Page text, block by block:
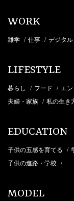
WORK
雑学 / 仕事 / デジタル
LIFESTYLE
暮らし / フード / エン
夫婦・家族 / 私の生き
EDUCATION
子供の五感を育てる /
子供の進路・学校 /
MODEL